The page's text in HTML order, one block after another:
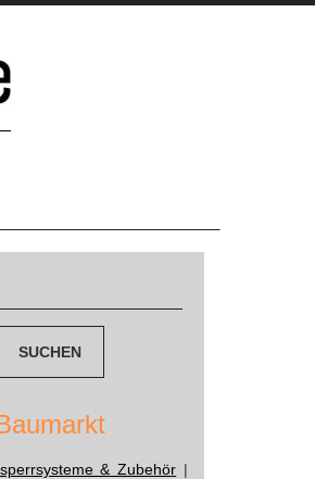
& Zubehör |